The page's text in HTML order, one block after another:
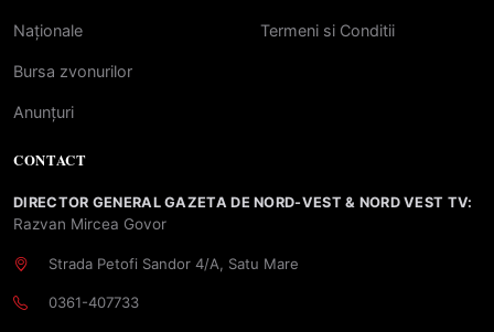
Naționale
Bursa zvonurilor
Anunțuri
Termeni si Conditii
CONTACT
DIRECTOR GENERAL GAZETA DE NORD-VEST & NORD VEST TV:
Razvan Mircea Govor
Strada Petofi Sandor 4/A, Satu Mare
0361-407733